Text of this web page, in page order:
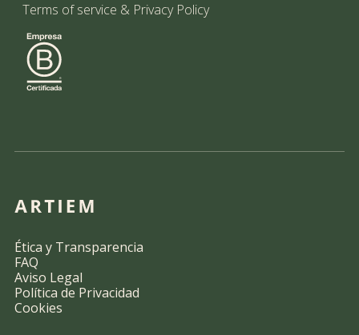
Terms of service & Privacy Policy
Ética y Transparencia
FAQ
Aviso Legal
Política de Privacidad
Cookies